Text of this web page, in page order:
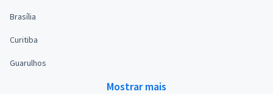
Brasília
Curitiba
Guarulhos
Mostrar mais